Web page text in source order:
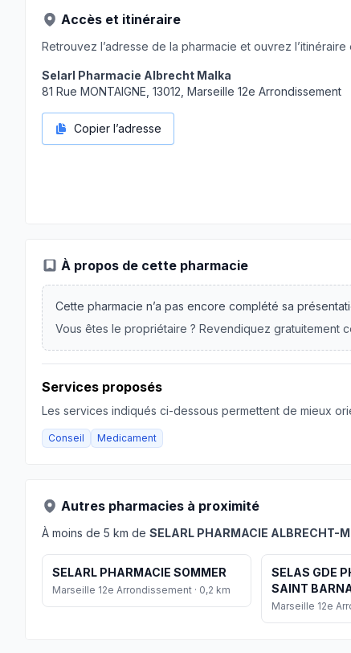
Accès et itinéraire
Retrouvez l’adresse de la pharmacie et ouvrez l’itinéraire
Selarl Pharmacie Albrecht Malka
81 Rue MONTAIGNE, 13012, Marseille 12e Arrondissement
Copier l’adresse
À propos de cette pharmacie
Cette pharmacie n’a pas encore complété sa
Vous êtes le propriétaire ? Revendiquez gratuitement
Services proposés
Les services indiqués ci-dessous permettent de mieux
Conseil Medicament
Autres pharmacies à proximité
À moins de 5 km de SELARL PHARMACIE ALBRECHT-
SELARL PHARMACIE SOMMER
Marseille 12e Arrondissement · 0,2 km
SELAS GDE
SAINT
Marseille 12e